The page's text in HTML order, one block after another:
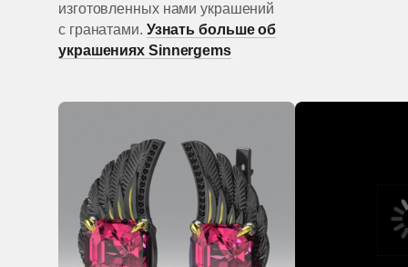
изготовленных нами украшений
с гранатами. Узнать больше об
украшениях Sinnergems